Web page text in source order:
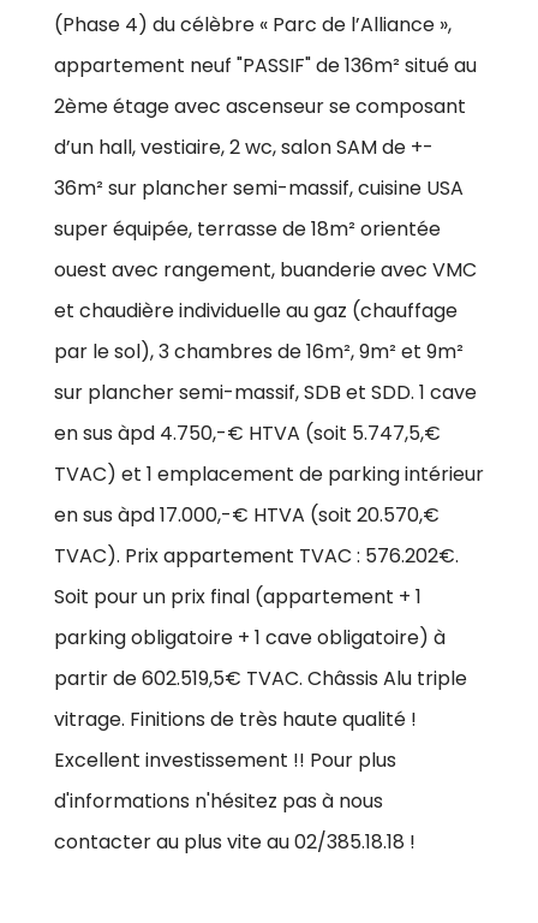
(Phase 4) du célèbre « Parc de l’Alliance »,
appartement neuf "PASSIF" de 136m² situé au
2ème étage avec ascenseur se composant
d’un hall, vestiaire, 2 wc, salon SAM de +-
36m² sur plancher semi-massif, cuisine USA
super équipée, terrasse de 18m² orientée
ouest avec rangement, buanderie avec VMC
et chaudière individuelle au gaz (chauffage
par le sol), 3 chambres de 16m², 9m² et 9m²
sur plancher semi-massif, SDB et SDD. 1 cave
en sus àpd 4.750,-€ HTVA (soit 5.747,5,€
TVAC) et 1 emplacement de parking intérieur
en sus àpd 17.000,-€ HTVA (soit 20.570,€
TVAC). Prix appartement TVAC : 576.202€.
Soit pour un prix final (appartement + 1
parking obligatoire + 1 cave obligatoire) à
partir de 602.519,5€ TVAC. Châssis Alu triple
vitrage. Finitions de très haute qualité !
Excellent investissement !! Pour plus
d'informations n'hésitez pas à nous
contacter au plus vite au 02/385.18.18 !